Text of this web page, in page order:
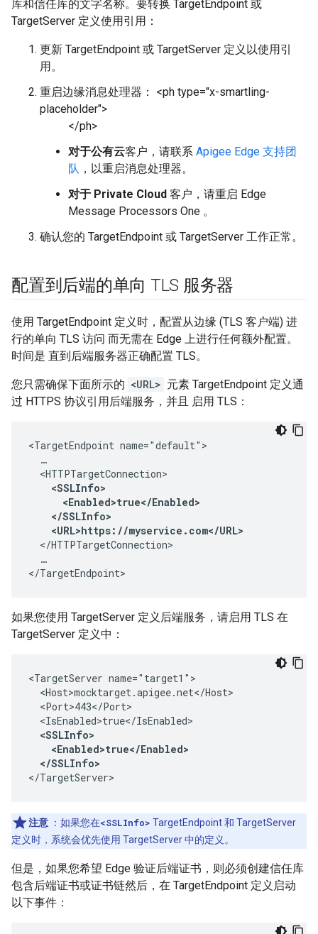
库和信任库的文字名称。要转换 TargetEndpoint 或
TargetServer 定义使用引用：
更新 TargetEndpoint 或 TargetServer 定义以使用引
用。
重启边缘消息处理器： <ph type="x-smartling-
placeholder">
</ph>
对于公有云客户，请联系 Apigee Edge 支持团
队 ，以重启消息处理器。
对于 Private Cloud 客户，请重启 Edge
Message Processors One 。
确认您的 TargetEndpoint 或 TargetServer 工作正常。
配置到后端的单向 TLS 服务器
使用 TargetEndpoint 定义时，配置从边缘 (TLS 客户端) 进
行的单向 TLS 访问 而无需在 Edge 上进行任何额外配置。
时间是 直到后端服务器正确配置 TLS。
您只需确保下面所示的 <URL> 元素 TargetEndpoint 定义通
过 HTTPS 协议引用后端服务，并且 启用 TLS：
<TargetEndpoint name="default">
  …
  <HTTPTargetConnection>
<SSLInfo>
      <Enabled>true</Enabled>
    </SSLInfo>
    <URL>https://myservice.com</URL>
  </HTTPTargetConnection>
  …
</TargetEndpoint>
如果您使用 TargetServer 定义后端服务，请启用 TLS 在
TargetServer 定义中：
<TargetServer name="target1">
  <Host>mocktarget.apigee.net</Host>
  <Port>443</Port>
  <IsEnabled>true</IsEnabled>
<SSLInfo>
    <Enabled>true</Enabled>
  </SSLInfo>
</TargetServer>
注意 ：如果您在<SSLInfo> TargetEndpoint 和 TargetServer
定义时，系统会优先使用 TargetServer 中的定义。
但是，如果您希望 Edge 验证后端证书，则必须创建信任库
包含后端证书或证书链然后，在 TargetEndpoint 定义启动
以下事件：